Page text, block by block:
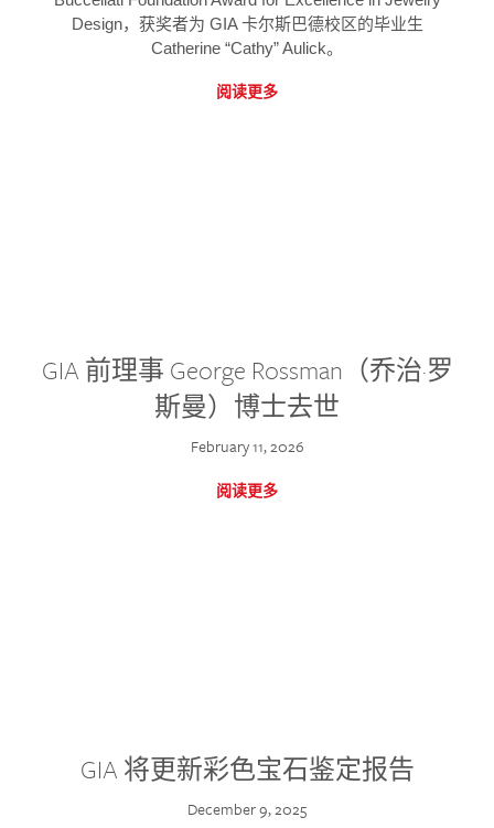
Design，获奖者为 GIA 卡尔斯巴德校区的毕业生
Catherine “Cathy” Aulick。
阅读更多
GIA 前理事 George Rossman（乔治·罗
斯曼）博士去世
February 11, 2026
阅读更多
GIA 将更新彩色宝石鉴定报告
December 9, 2025